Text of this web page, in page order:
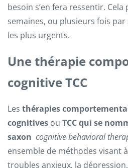
besoin s’en fera ressentir.
semaines, ou plusieurs fois
les plus urgents.
Une thérapie
cognitive TCC
Les thérapies
cognitives ou TCC qui se
saxon cognitive behavioral
ensemble de méthodes visant
troubles anxieux, la